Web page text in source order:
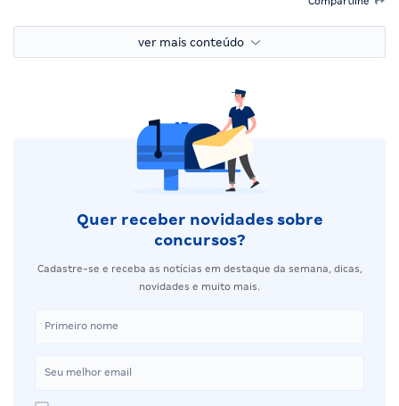
ver mais conteúdo
Quer receber novidades sobre
concursos?
Cadastre-se e receba as notícias em destaque da semana, dicas,
novidades e muito mais.